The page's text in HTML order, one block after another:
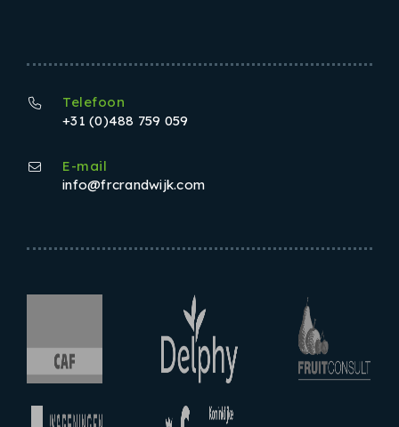
Telefoon
+31 (0)488 759 059
E-mail
info@frcrandwijk.com